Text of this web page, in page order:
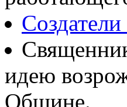
идею
Общине.